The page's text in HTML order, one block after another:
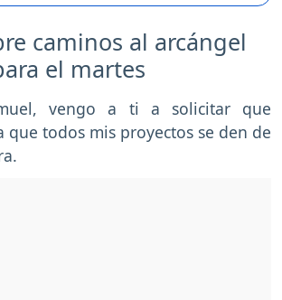
caminos al arcángel
el martes
vengo a ti a solicitar que
que todos mis proyectos se den de